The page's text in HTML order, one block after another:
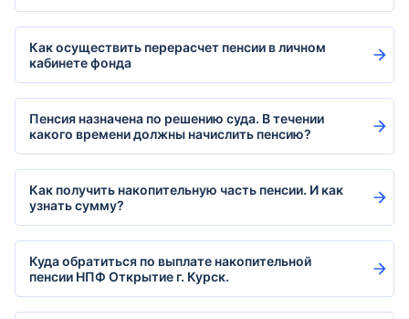
Как осуществить перерасчет пенсии в личном
кабинете фонда
Пенсия назначена по решению суда. В течении
какого времени должны начислить пенсию?
Как получить накопительную часть пенсии. И как
узнать сумму?
Куда обратиться по выплате накопительной
пенсии НПФ Открытие г. Курск.